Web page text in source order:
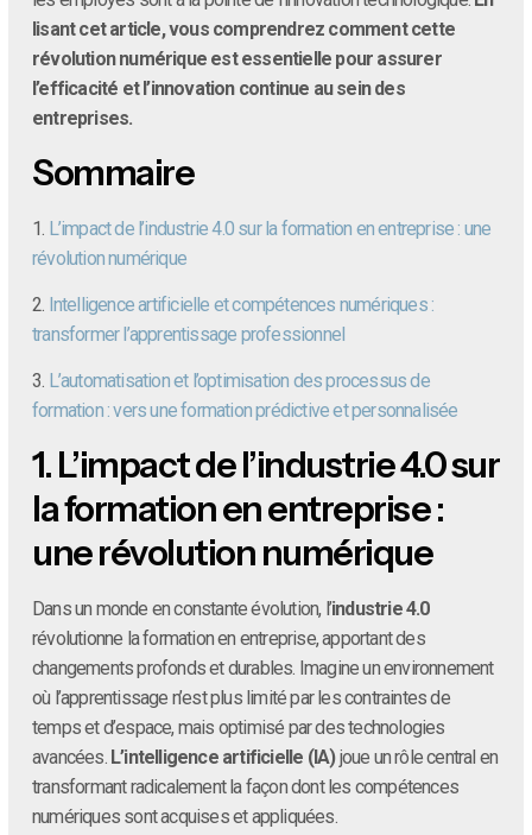
lisant cet article, vous comprendrez comment cette
révolution numérique est essentielle pour assurer
l’efficacité et l’innovation continue au sein des
entreprises.
Sommaire
1. L’impact de l’industrie 4.0 sur la formation en entreprise : une
révolution numérique
2. Intelligence artificielle et compétences numériques :
transformer l’apprentissage professionnel
3. L’automatisation et l’optimisation des processus de
formation : vers une formation prédictive et personnalisée
1.L’impact de l’industrie 4.0 sur
la formation en entreprise :
une révolution numérique
Dans un monde en constante évolution, l’industrie 4.0
révolutionne la formation en entreprise, apportant des
changements profonds et durables. Imagine un environnement
où l’apprentissage n’est plus limité par les contraintes de
temps et d’espace, mais optimisé par des technologies
avancées. L’intelligence artificielle (IA)joue un rôle central en
transformant radicalement la façon dont les compétences
numériques sont acquises et appliquées.